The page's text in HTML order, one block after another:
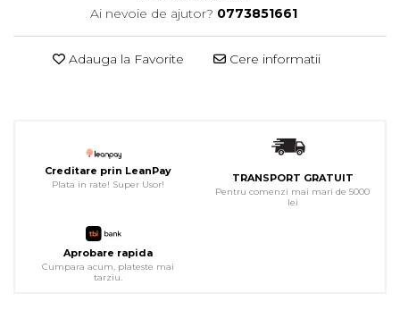
Ai nevoie de ajutor? 0773851661
Adauga la Favorite Cere informatii
Creditare prin LeanPay
Plata in rate! Super Usor!
TRANSPORT GRATUIT
Pentru comenzi mai mari de 5000
lei
Aprobare rapida
Cumpara acum, plateste mai
tarziu.